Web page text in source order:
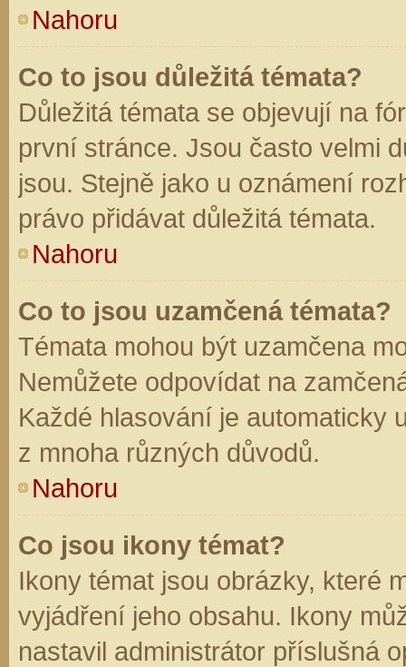
Nahoru
Co to jsou důležitá témata?
Důležitá témata se objevují na
první stránce. Jsou často velmi
jsou. Stejně jako u oznámení
právo přidávat důležitá témata.
Nahoru
Co to jsou uzamčená témata?
Témata mohou být uzamčena
Nemůžete odpovídat na
Každé hlasování je automaticky
z mnoha různých důvodů.
Nahoru
Co jsou ikony témat?
Ikony témat jsou obrázky, které
vyjádření jeho obsahu. Ikony
nastavil administrátor příslušná